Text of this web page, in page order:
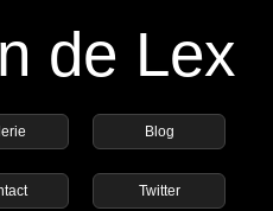
de Lex
Blog
Twitter